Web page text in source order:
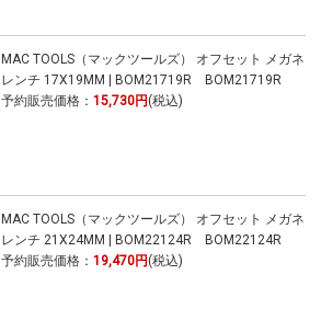
MAC TOOLS（マックツールズ） オフセット メガネ
レンチ 17X19MM | BOM21719R BOM21719R
予約販売価格： 15,730円 (税込)
MAC TOOLS（マックツールズ） オフセット メガネ
レンチ 21X24MM | BOM22124R BOM22124R
予約販売価格： 19,470円 (税込)